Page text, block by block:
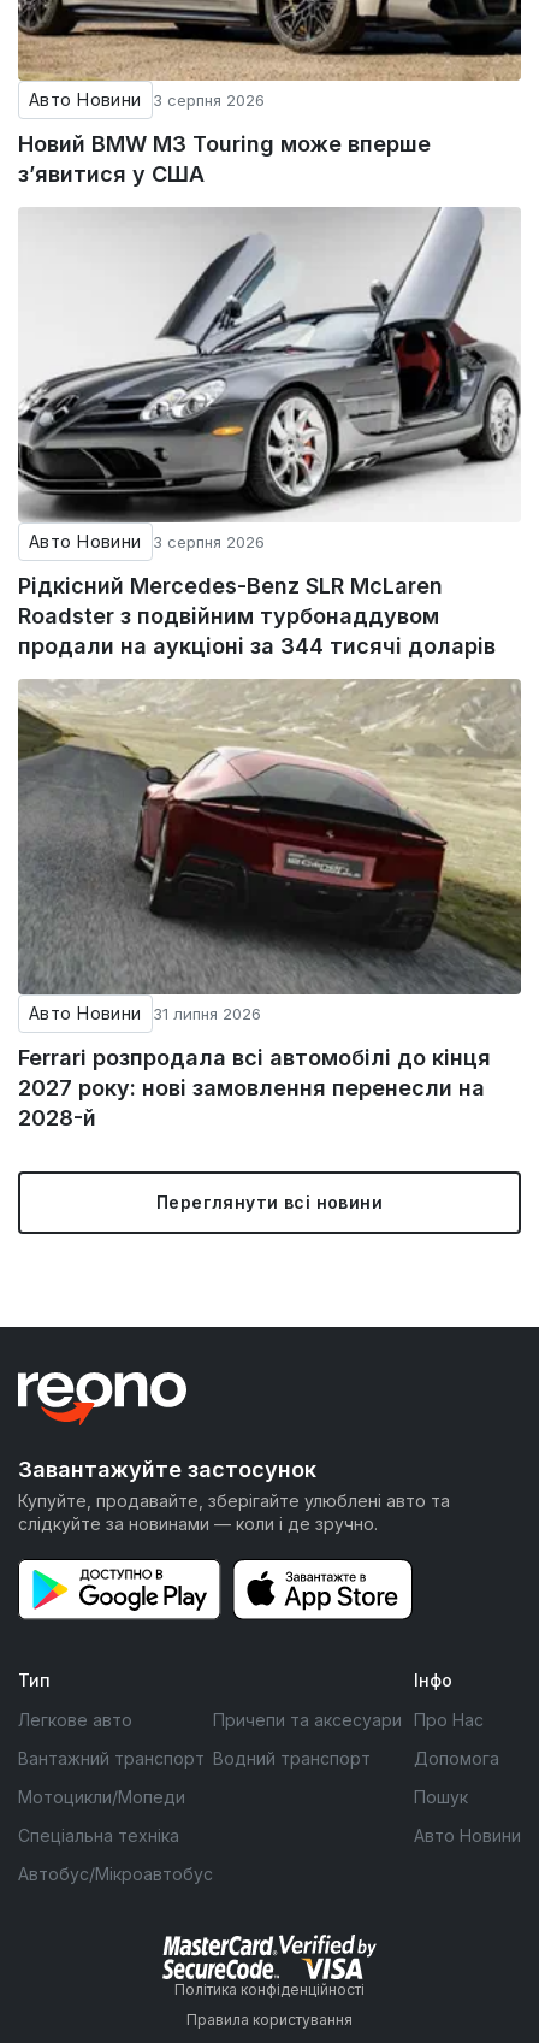
Авто Новини 3 серпня 2026
Новий BMW M3 Touring може вперше
з’явитися у США
Авто Новини 3 серпня 2026
Рідкісний Mercedes-Benz SLR McLaren
Roadster з подвійним турбонаддувом
продали на аукціоні за 344 тисячі доларів
Авто Новини 31 липня 2026
Ferrari розпродала всі автомобілі до кінця
2027 року: нові замовлення перенесли на
2028-й
Переглянути всі новини
Завантажуйте застосунок
Купуйте, продавайте, зберігайте улюблені авто та
слідкуйте за новинами — коли і де зручно.
Тип
Легкове авто
Вантажний транспорт
Мотоцикли/Мопеди
Спеціальна техніка
Автобус/Мікроавтобус
Причепи та аксесуари
Водний транспорт
Інфо
Про Нас
Допомога
Пошук
Авто Новини
Політика конфіденційності
Правила користування